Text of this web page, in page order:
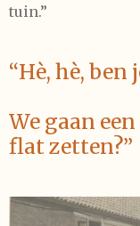
tuin.”
“Hè, hè, ben
We gaan
flat zetten?”